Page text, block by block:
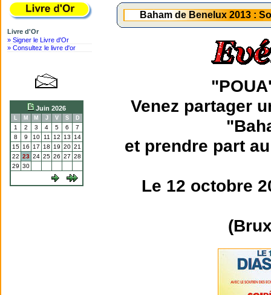
Livre d'Or
» Signer le Livre d'Or
» Consultez le livre d'or
Juin 2026
L M M J V S D
1 2 3 4 5 6
7
8
9 10 11 12 13
14
15 16 17 18 19 20 21
22 23 24 25 26 27 28
29 30
Baham de Benelux 2013 :
Venez partager
et prendre part
Le 12 octobre